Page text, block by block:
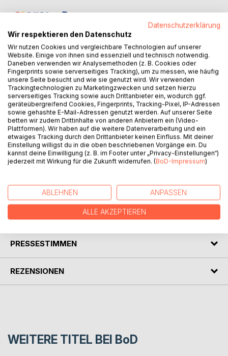
BESCHREIBUNG
Eine der Nachhaltigkeit verpflichtete Gesellschaft des
Guten Lebens für alle ist nur als politische
Diskursgemeinschaft in einem von allen geteilten
politischen Raum denkbar. In einem Raum, in dem Freiheit
als Freiheit in kollektiver Bezogenheit gelebt wird.
Die politische Zukunft wird eine Zukunft solcher kollektiven,
sein, oder sie wird nicht sein.
PRESSESTIMMEN
REZENSIONEN
WEITERE TITEL BEI BoD
Datenschutzerklärung
Wir respektieren den Datenschutz
Wir nutzen Cookies und vergleichbare Technologien auf unserer
Website. Einige von ihnen sind essenziell und technisch notwendig.
Daneben verwenden wir Analysemethoden (z. B. Cookies oder
Fingerprints sowie serverseitiges Tracking), um zu messen, wie häufig
unsere Seite besucht und wie sie genutzt wird. Wir verwenden
Trackingtechnologien zu Marketingzwecken und setzen hierzu
serverseitiges Tracking sowie auch Drittanbieter ein, wodurch ggf.
geräteübergreifend Cookies, Fingerprints, Tracking-Pixel, IP-Adressen
sowie gehashte E-Mail-Adressen genutzt werden. Auf unserer Seite
betten wir zudem Drittinhalte von anderen Anbietern ein (Video-
Plattformen). Wir haben auf die weitere Datenverarbeitung und ein
etwaiges Tracking durch den Drittanbieter keinen Einfluss. Mit deiner
Einstellung willigst du in die oben beschriebenen Vorgänge ein. Du
kannst deine Einwilligung (z. B. im Footer unter „Privacy-Einstellungen“)
jederzeit mit Wirkung für die Zukunft widerrufen. (BoD-Impressum)
ABLEHNEN ANPASSEN
ALLE AKZEPTIEREN